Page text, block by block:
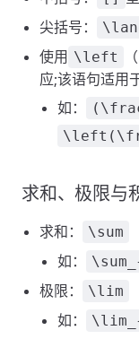
尖括号：
使用 \left
应;该语句适用
如：
求和、极限与
求和： \sum
如：
极限： \lim
如：